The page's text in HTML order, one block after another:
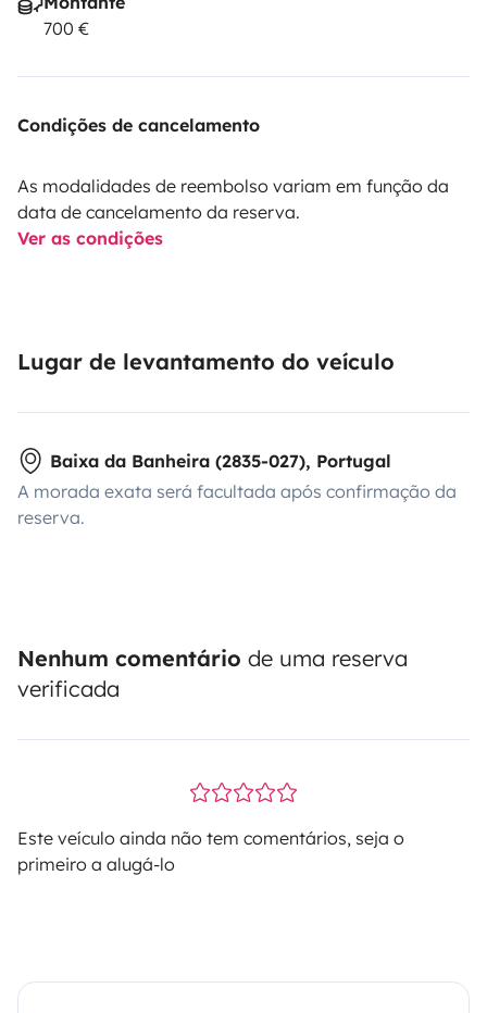
700 €
Condições de cancelamento
As modalidades de reembolso variam em função da
data de cancelamento da reserva.
Ver as condições
Lugar de levantamento do veículo
Baixa da Banheira (2835-027), Portugal
A morada exata será facultada após confirmação da
reserva.
Nenhum comentário de uma reserva
verificada
Este veículo ainda não tem comentários, seja o
primeiro a alugá-lo